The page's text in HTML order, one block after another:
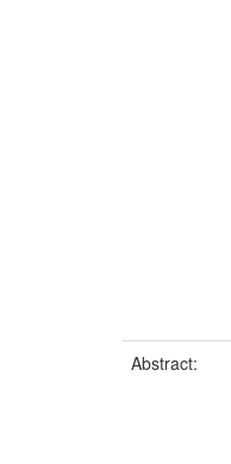
Abstract: